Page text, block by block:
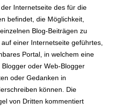
Internetseite des für die
befindet, die Möglichkeit,
Blog-Beiträgen zu
einer Internetseite geführtes,
Portal, in welchem eine
oder Web-Blogger
oder Gedanken in
können. Die
von Dritten kommentiert